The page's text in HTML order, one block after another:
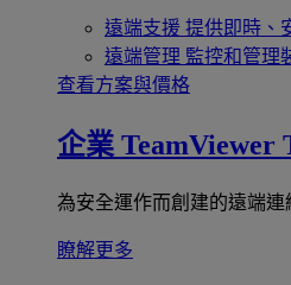
遠端支援 提供即時、
遠端管理 監控和管理
查看方案與價格
企業 TeamViewer
為安全運作而創建的遠端連
瞭解更多